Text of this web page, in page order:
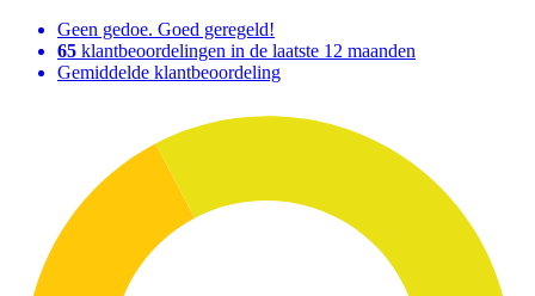
Geen gedoe. Goed geregeld!
65 klantbeoordelingen in de laatste 12 maanden
Gemiddelde klantbeoordeling